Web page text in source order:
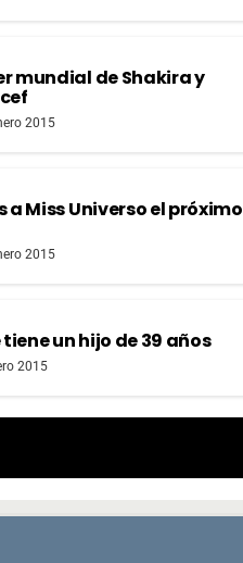
mundial de Shakira y
2015
Miss Universo el próximo
2015
un hijo de 39 años
2015